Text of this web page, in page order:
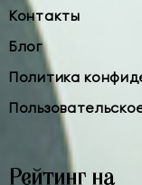
Контакты
Блог
Политика
Рейтинг на